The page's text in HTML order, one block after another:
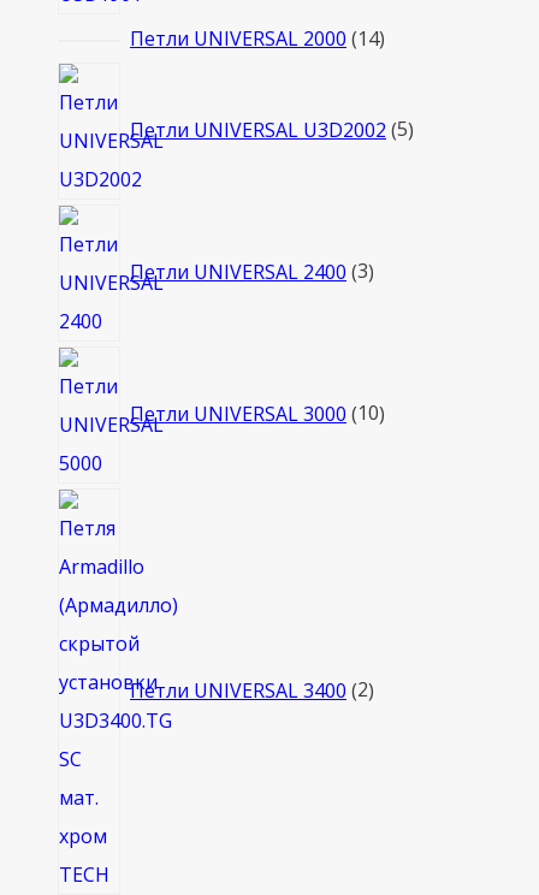
Петли UNIVERSAL 2000 1414
Петли UNIVERSAL U3D2002 5товаров
Петли UNIVERSAL 2400 3товара
Петли UNIVERSAL 3000 10товаров
Петли UNIVERSAL 3400 2